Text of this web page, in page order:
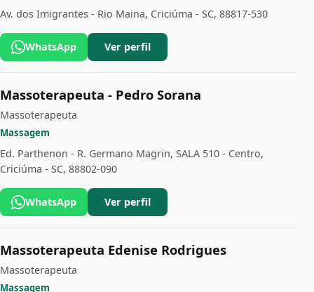
Av. dos Imigrantes - Rio Maina, Criciúma - SC, 88817-530
WhatsApp Ver perfil
Massoterapeuta - Pedro Sorana
Massoterapeuta
Massagem
Ed. Parthenon - R. Germano Magrin, SALA 510 - Centro,
Criciúma - SC, 88802-090
WhatsApp Ver perfil
Massoterapeuta Edenise Rodrigues
Massoterapeuta
Massagem